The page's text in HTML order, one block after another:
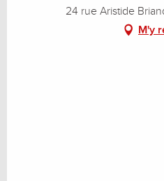
24 rue Aristide
M'y